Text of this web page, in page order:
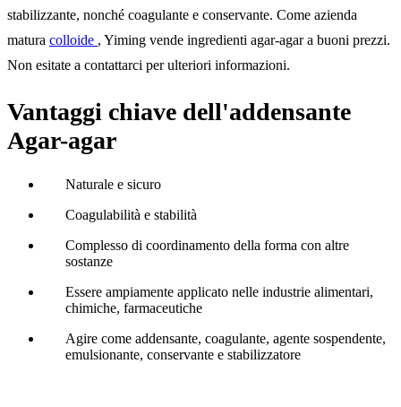
stabilizzante, nonché coagulante e conservante. Come azienda
matura colloide , Yiming vende ingredienti agar-agar a buoni prezzi.
Non esitate a contattarci per ulteriori informazioni.
Vantaggi chiave dell'addensante
Agar-agar
Naturale e sicuro
Coagulabilità e stabilità
Complesso di coordinamento della forma con altre
sostanze
Essere ampiamente applicato nelle industrie alimentari,
chimiche, farmaceutiche
Agire come addensante, coagulante, agente sospendente,
emulsionante, conservante e stabilizzatore